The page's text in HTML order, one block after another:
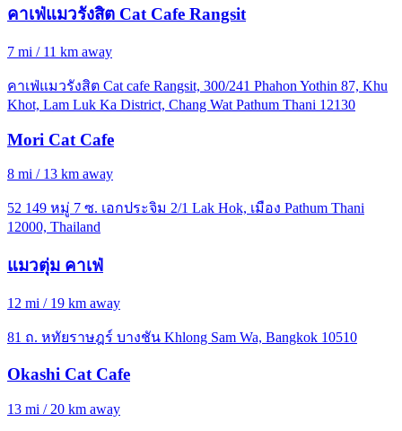
คาเฟ่แมวรังสิต Cat Cafe Rangsit
7 mi / 11 km away
คาเฟ่แมวรังสิต Cat cafe Rangsit, 300/241 Phahon Yothin 87, Khu
Khot, Lam Luk Ka District, Chang Wat Pathum Thani 12130
Mori Cat Cafe
8 mi / 13 km away
52 149 หมู่ 7 ซ. เอกประจิม 2/1 Lak Hok, เมือง Pathum Thani
12000, Thailand
แมวตุ่ม คาเฟ่
12 mi / 19 km away
81 ถ. หทัยราษฎร์ บางชัน Khlong Sam Wa, Bangkok 10510
Okashi Cat Cafe
13 mi / 20 km away